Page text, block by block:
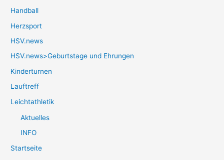
Handball
Herzsport
HSV.news
HSV.news>Geburtstage und Ehrungen
Kinderturnen
Lauftreff
Leichtathletik
Aktuelles
INFO
Startseite